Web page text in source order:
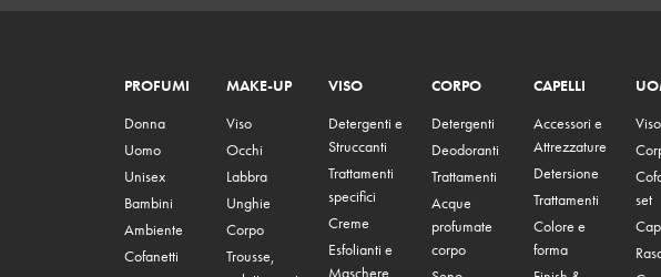
PROFUMI
Donna
Uomo
Unisex
Bambini
Ambiente
Cofanetti
MAKE-UP
Viso
Occhi
Labbra
Unghie
Corpo
Trousse,
VISO
Detergenti e
Struccanti
Trattamenti
specifici
Creme
Esfolianti e
Maschere
CORPO
Detergenti
Deodoranti
Trattamenti
Acque
profumate
corpo
CAPELLI
Accessori e
Attrezzature
Detersione
Trattamenti
Colore e
forma
Viso
set